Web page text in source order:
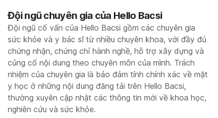
Đội ngũ chuyên gia của Hello Bacsi
Đội ngũ cố vấn của Hello Bacsi gồm các chuyên gia
sức khỏe và y bác sĩ từ nhiều chuyên khoa, với đầy đủ
chứng nhận, chứng chỉ hành nghề, hỗ trợ xây dựng và
củng cố nội dung theo chuyên môn của mình. Trách
nhiệm của chuyên gia là bảo đảm tính chính xác về mặt
y học ở những nội dung đăng tải trên Hello Bacsi,
thường xuyên cập nhật các thông tin mới về khoa học,
nghiên cứu và sức khỏe.